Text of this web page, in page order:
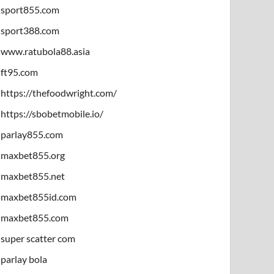
sport855.com
sport388.com
www.ratubola88.asia
ft95.com
https://thefoodwright.com/
https://sbobetmobile.io/
parlay855.com
maxbet855.org
maxbet855.net
maxbet855id.com
maxbet855.com
super scatter com
parlay bola